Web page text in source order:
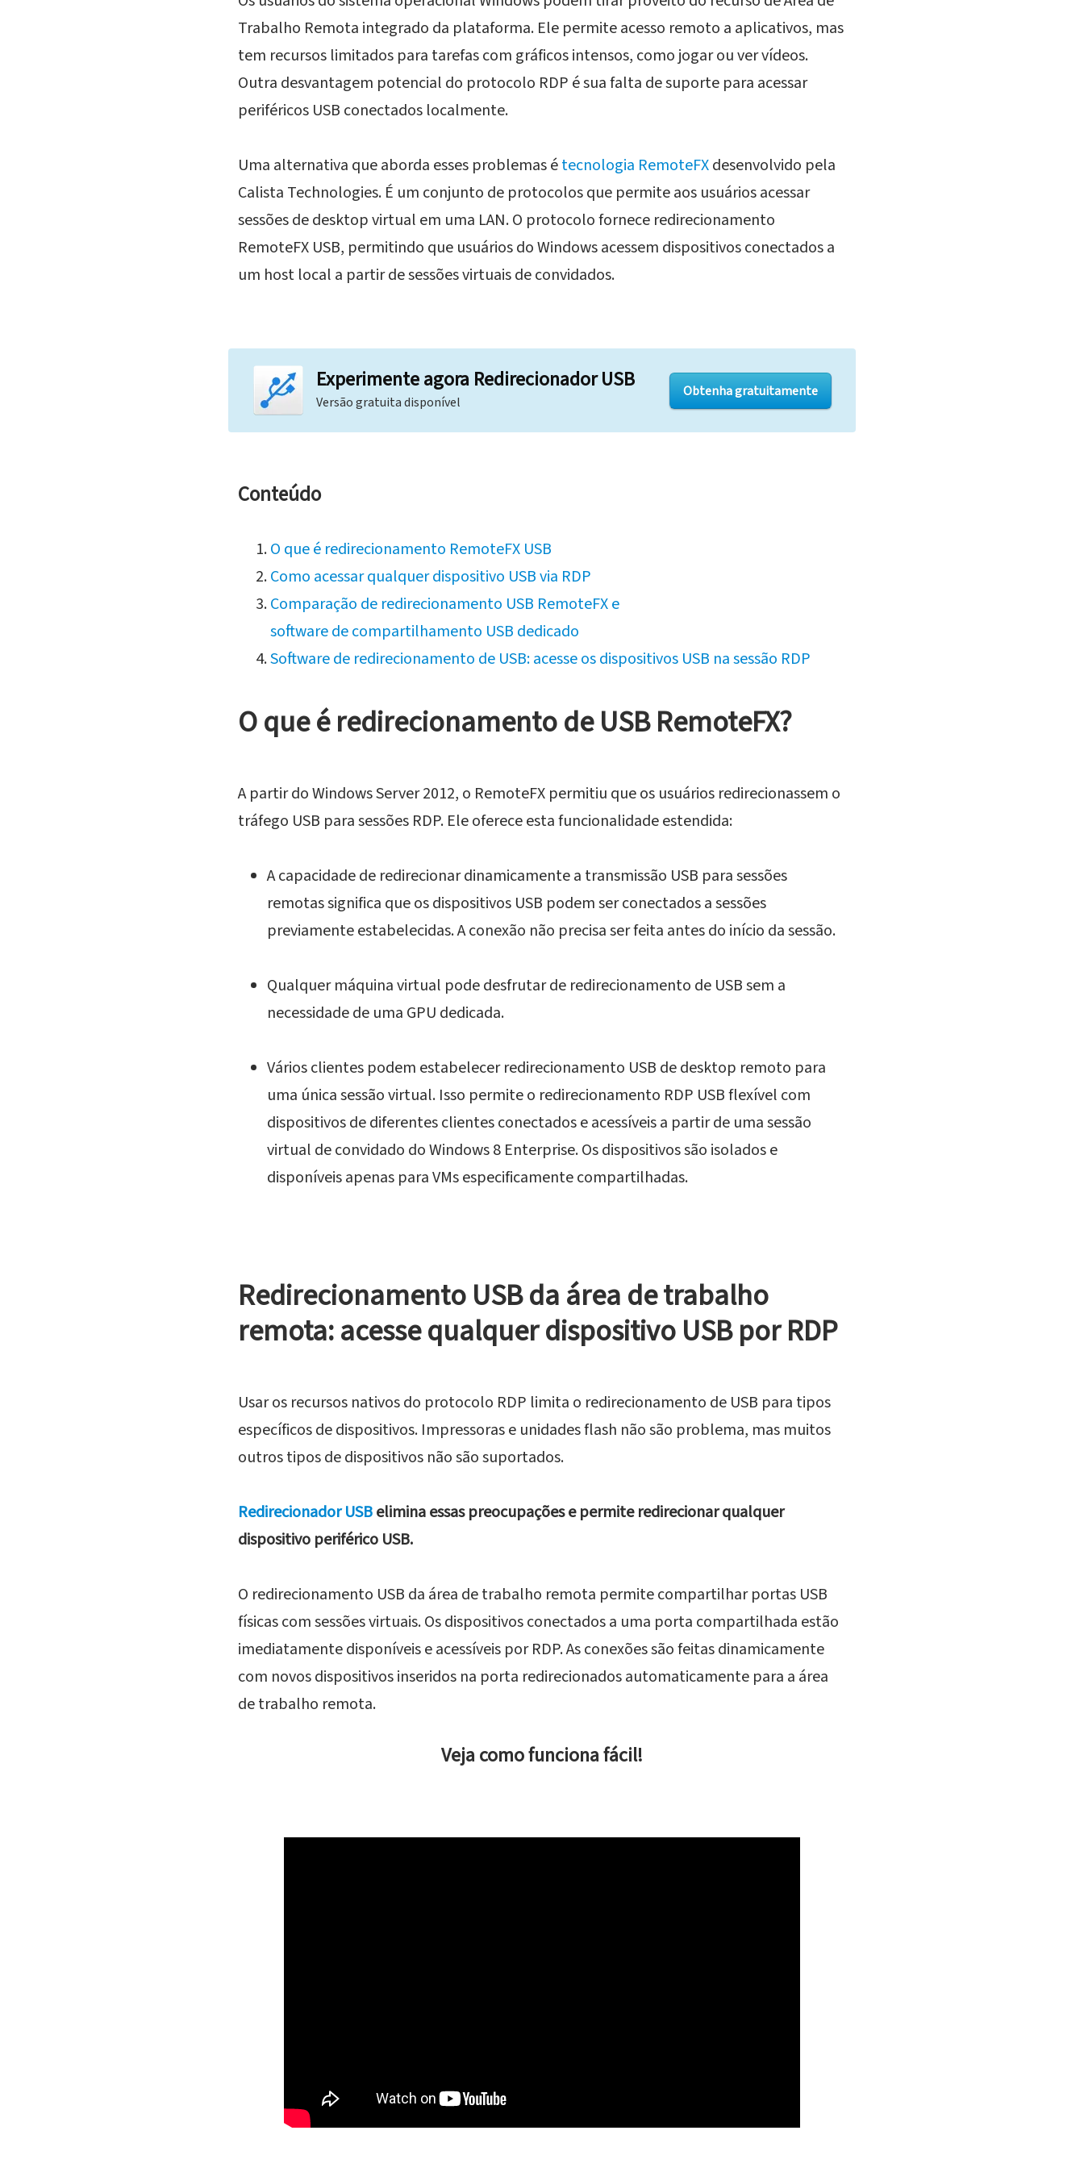
Trabalho Remota integrado da plataforma. Ele permite acesso remoto a aplicativos, mas
tem recursos limitados para tarefas com gráficos intensos, como jogar ou ver vídeos.
Outra desvantagem potencial do protocolo RDP é sua falta de suporte para acessar
periféricos USB conectados localmente.
Uma alternativa que aborda esses problemas étecnologia RemoteFXdesenvolvido pela
Calista Technologies. É um conjunto de protocolos que permite aos usuários acessar
sessões de desktop virtual em uma LAN. O protocolo fornece redirecionamento
RemoteFX USB, permitindo que usuários do Windows acessem dispositivos conectados a
um host local a partir de sessões virtuais de convidados.
Experimente agora Redirecionador USB
Versão gratuita disponível
Obtenha gratuitamente
Conteúdo
O que é redirecionamento RemoteFX USB
Como acessar qualquer dispositivo USB via RDP
Comparação de redirecionamento USB RemoteFX e
software de compartilhamento USB dedicado
Software de redirecionamento de USB: acesse os dispositivos USB na sessão RDP
O que é redirecionamento de USB RemoteFX?
A partir do Windows Server 2012, o RemoteFX permitiu que os usuários redirecionassem o
tráfego USB para sessões RDP. Ele oferece esta funcionalidade estendida:
A capacidade de redirecionar dinamicamente a transmissão USB para sessões
remotas significa que os dispositivos USB podem ser conectados a sessões
previamente estabelecidas. A conexão não precisa ser feita antes do início da sessão.
Qualquer máquina virtual pode desfrutar de redirecionamento de USB sem a
necessidade de uma GPU dedicada.
Vários clientes podem estabelecer redirecionamento USB de desktop remoto para
uma única sessão virtual. Isso permite o redirecionamento RDP USB flexível com
dispositivos de diferentes clientes conectados e acessíveis a partir de uma sessão
virtual de convidado do Windows 8 Enterprise. Os dispositivos são isolados e
disponíveis apenas para VMs especificamente compartilhadas.
Redirecionamento USB da área de trabalho
remota: acesse qualquer dispositivo USB por RDP
Usar os recursos nativos do protocolo RDP limita o redirecionamento de USB para tipos
específicos de dispositivos. Impressoras e unidades flash não são problema, mas muitos
outros tipos de dispositivos não são suportados.
Redirecionador USBelimina essas preocupações e permite redirecionar qualquer
dispositivo periférico USB.
O redirecionamento USB da área de trabalho remota permite compartilhar portas USB
físicas com sessões virtuais. Os dispositivos conectados a uma porta compartilhada estão
imediatamente disponíveis e acessíveis por RDP. As conexões são feitas dinamicamente
com novos dispositivos inseridos na porta redirecionados automaticamente para a área
de trabalho remota.
Veja como funciona fácil!